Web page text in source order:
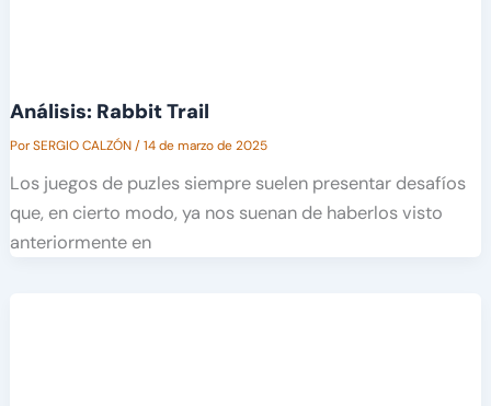
Análisis: Rabbit Trail
PorSERGIO CALZÓN/14 de marzo de 2025
Los juegos de puzles siempre suelen presentar desafíos
que, en cierto modo, ya nos suenan de haberlos visto
anteriormente en